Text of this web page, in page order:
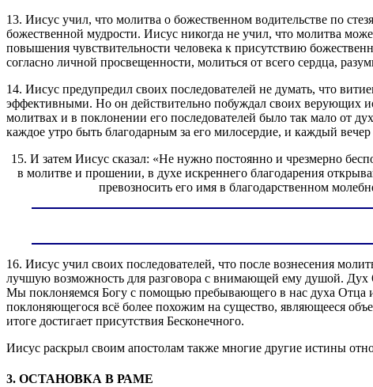
13. Иисус учил, что молитва о божественном водительстве по
божественной мудрости. Иисус никогда не учил, что молитва
повышения чувствительности человека к присутствию
согласно личной просвещенности, молиться от всего сердца,
14. Иисус предупредил своих последователей не думать, что
эффективными. Но он действительно побуждал своих верующих
молитвах и в поклонении его последователей было так мало от
каждое утро быть благодарным за его милосердие, и каждый
15. И затем Иисус сказал: «Не нужно постоянно и чрезмерно
в молитве и прошении, в духе искреннего благодарения
превозносить его имя в благодарственном
16. Иисус учил своих последователей, что после вознесения
лучшую возможность для разговора с внимающей ему душой. Дух
Мы поклоняемся Богу с помощью пребывающего в нас духа Отца
поклоняющегося всё более похожим на существо, являющееся
итоге достигает присутствия Бесконечного.
Иисус раскрыл своим апостолам также многие другие истины
3. ОСТАНОВКА В РАМЕ